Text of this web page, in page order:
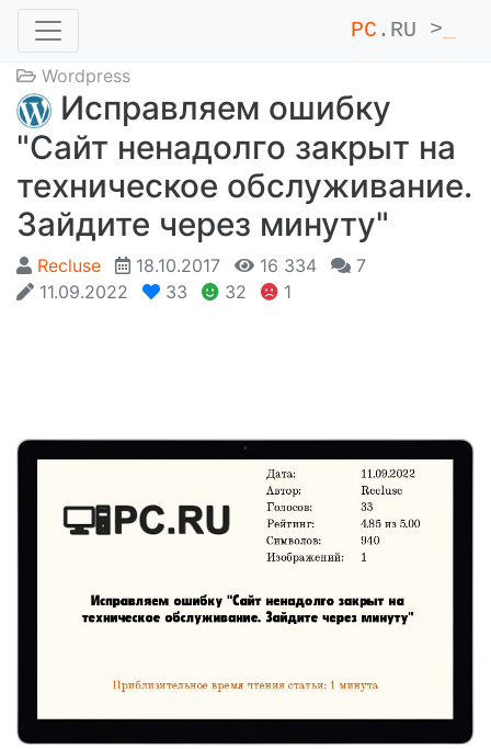
PC .RU >
Wordpress
Исправляем ошибку
"Сайт ненадолго закрыт на
техническое обслуживание.
Зайдите через минуту"
Recluse 18.10.2017 16 334
7
11.09.2022
33 32 1